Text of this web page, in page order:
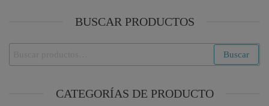
BUSCAR PRODUCTOS
por:
Buscar
CATEGORÍAS DE PRODUCTO